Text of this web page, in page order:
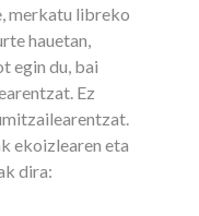
merkatu libreko
hauetan,
egin du, bai
Ez
ekoizlearen eta
dira: